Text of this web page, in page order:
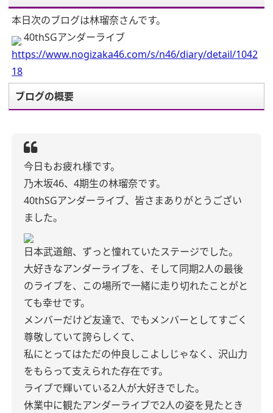
本日次のブログは林瑠奈さんです。
40thSGアンダーライブ
https://www.nogizaka46.com/s/n46/diary/detail/1042
18
ブログの概要
今日もお疲れ様です。
乃木坂46、4期生の林瑠奈です。
40thSGアンダーライブ、皆さまありがとうござい
ました。
日本武道館、ずっと憧れていたステージでした。
大好きなアンダーライブを、そして同期2人の最後
のライブを、この場所で一緒に走り切れたことがと
ても幸せです。
メンバーだけど友達で、でもメンバーとしてすごく
尊敬していて誇らしくて、
私にとってはただの仲良しこよしじゃなく、沢山力
をもらって支えられた存在です。
ライブで輝いている2人が大好きでした。
休業中に観たアンダーライブで2人の姿を見たとき